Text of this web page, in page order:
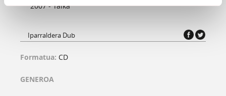
2007 - Talka
Iparraldera Dub
Formatua: CD
GENEROA